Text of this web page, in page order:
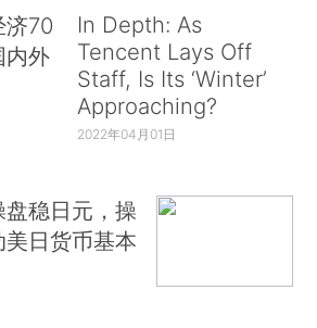
济70
内外
In Depth: As
Tencent Lays Off
Staff, Is Its ‘Winter’
Approaching?
2022年04月01日
稳日元，操
日货币基本